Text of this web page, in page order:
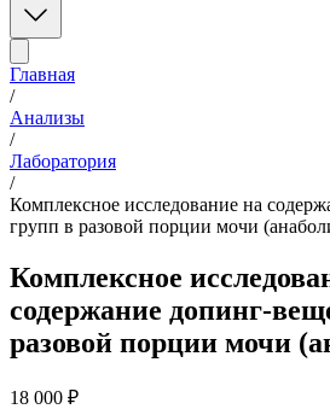
Главная
/
Анализы
/
Лаборатория
/
Комплексное исследование на
групп в разовой порции мочи
Комплексное
содержание допинг-
разовой порции мочи
18 000 ₽